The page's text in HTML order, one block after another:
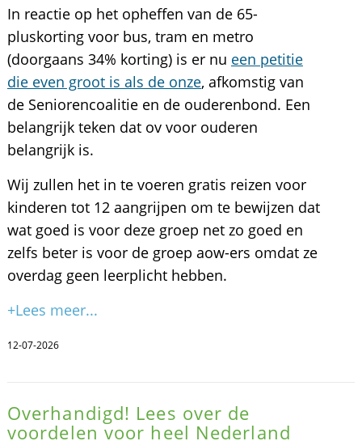
In reactie op het opheffen van de 65-
pluskorting voor bus, tram en metro
(doorgaans 34% korting) is er nu een petitie
die even groot is als de onze, afkomstig van
de Seniorencoalitie en de ouderenbond. Een
belangrijk teken dat ov voor ouderen
belangrijk is.
Wij zullen het in te voeren gratis reizen voor
kinderen tot 12 aangrijpen om te bewijzen dat
wat goed is voor deze groep net zo goed en
zelfs beter is voor de groep aow-ers omdat ze
overdag geen leerplicht hebben.
+Lees meer...
12-07-2026
Overhandigd! Lees over de
voordelen voor heel Nederland